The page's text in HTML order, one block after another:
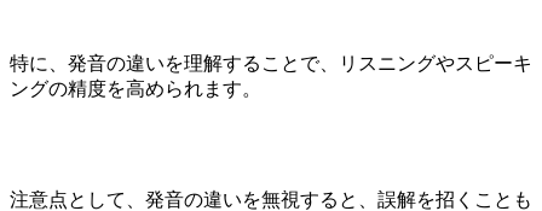
特に、発音の違いを理解することで、リスニングやスピーキ
ングの精度を高められます。
注意点として、発音の違いを無視すると、誤解を招くことも